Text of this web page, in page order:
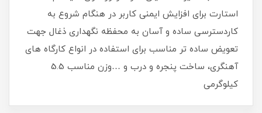
استارت برای افزایش ایمنی کاربر در هنگام شروع به
کاردسترسی ساده و آسان به محفظه نگهداری ذغال جهت
تعویض ساده تر مناسب برای استفاده در انواع کارگاه های
آهنگری، ساخت پنجره و درب و …وزن مناسب 5.5
کیلوگرمی